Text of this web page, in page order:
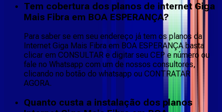
Tem cobertura dos planos de internet Giga
Mais Fibra em BOA ESPERANÇA?
Para saber se em seu endereço já tem os planos da
Internet Giga Mais Fibra em BOA ESPERANÇA basta
clicar em CONSULTAR e digitar seu CEP e número ou
fale no Whatsapp com um de nossos consultores,
clicando no botão do whatsapp ou CONTRATAR
AGORA.
Quanto custa a instalação dos planos